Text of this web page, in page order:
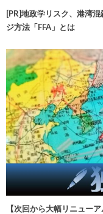
[PR]地政学リスク、港湾
ジ方法「FFA」とは
【次回から大幅リニュー